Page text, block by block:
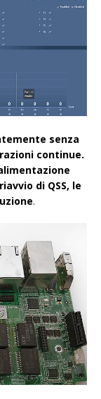
senza
continue.
di QSS, le
.